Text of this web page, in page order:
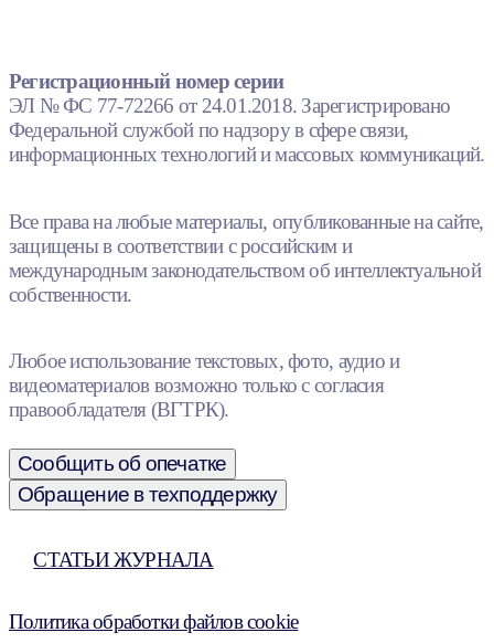
Регистрационный номер серии
ЭЛ № ФС 77-72266 от 24.01.2018. Зарегистрировано
Федеральной службой по надзору в сфере связи,
информационных технологий и массовых коммуникаций.
Все права на любые материалы, опубликованные на сайте,
защищены в соответствии с российским и
международным законодательством об интеллектуальной
собственности.
Любое использование текстовых, фото, аудио и
видеоматериалов возможно только с согласия
правообладателя (ВГТРК).
Сообщить об опечатке
Обращение в техподдержку
СТАТЬИ ЖУРНАЛА
Политика обработки файлов cookie